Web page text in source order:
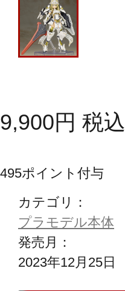
9,900円 税込
495ポイント付与
カテゴリ：
プラモデル本体
発売月：
2023年12月25日